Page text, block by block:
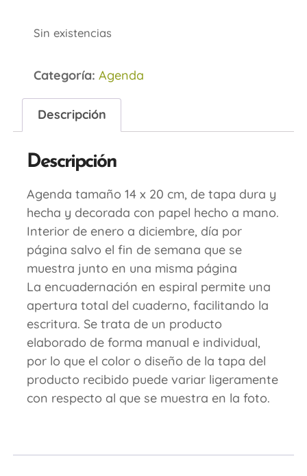
Sin existencias
Categoría: Agenda
Descripción
Descripción
Agenda tamaño 14 x 20 cm, de tapa dura y
hecha y decorada con papel hecho a mano.
Interior de enero a diciembre, día por
página salvo el fin de semana que se
muestra junto en una misma página
La encuadernación en espiral permite una
apertura total del cuaderno, facilitando la
escritura. Se trata de un producto
elaborado de forma manual e individual,
por lo que el color o diseño de la tapa del
producto recibido puede variar ligeramente
con respecto al que se muestra en la foto.